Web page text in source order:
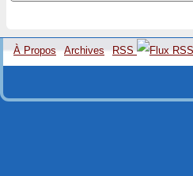
À Propos Archives RSS